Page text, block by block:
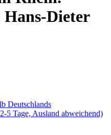
Hans-Dieter
Deutschlands
5 Tage, Ausland abweichend)